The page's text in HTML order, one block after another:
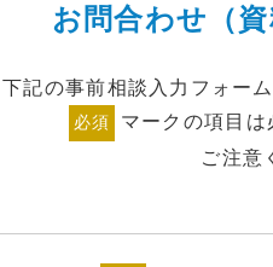
お問合わせ（
下記の事前相談入力フォー
必須
マークの項目は
ご注意